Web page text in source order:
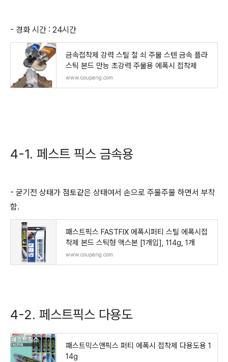
- 경화 시간 : 24시간
금속접착제 강력 스틸 철 쇠 주물 스텐 금속 플라
스틱 본드 만능 초강력 주물용 에폭시 접착제
www.coupang.com
4-1. 페스트 픽스 금속용
- 굳기전 상태가 점토같은 상태여서 손으로 주물주물 하면서 부착
함.
패스트픽스 FASTFIX 에폭시퍼티 스틸 에폭시접
착제 본드 스틱형 맥스본 [1개입], 114g, 1개
www.coupang.com
4-2. 페스트픽스 다용도
패스트믹스앤픽스 퍼티 에폭시 접착제 다용도용 1
14g